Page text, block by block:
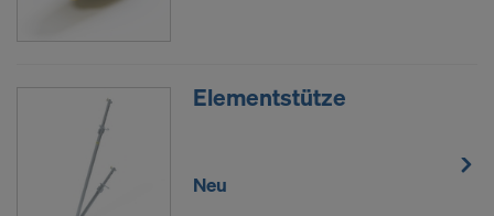
Elementstütze
Neu